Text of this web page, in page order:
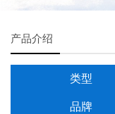
产品介绍
类型
品牌